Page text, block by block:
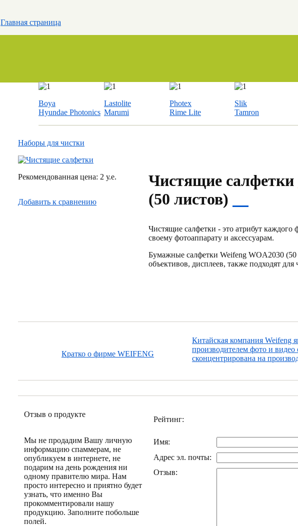
Главная страница
Boya
Hyundae Photonics
Lastolite
Marumi
Photex
Rime Lite
Slik
Tamron
Наборы для чистки
Рекомендованная цена: 2 у.е.
Добавить к cравнению
Чистящие салфетки
(50 листов)
Чистящие салфетки - это атрибут каждого
своему фотоаппарату и аксессуарам.
Бумажные салфетки Weifeng WOA2030 (50
объективов, дисплеев, также подходят
Кратко о фирме WEIFENG
Китайская компания Weifeng
производителем фото и
сконцентрирована на
Отзыв о продукте
Мы не продадим Вашу личную
информацию спаммерам, не
опубликуем в интернете, не
подарим на день рождения ни
одному правителю мира. Нам
просто интересно и приятно будет
узнать, что именно Вы
прокомментировали нашу
продукцию. Заполните побольше
полей.
Рейтинг:
Имя:
Адрес эл. почты:
Отзыв: